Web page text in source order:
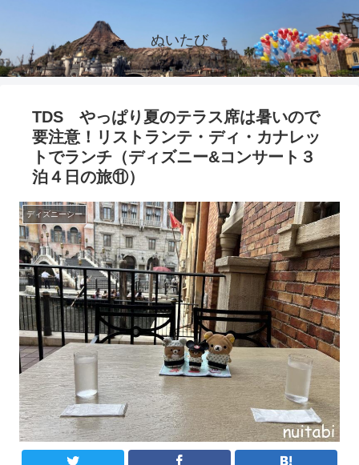
ぬいたび
TDS やっぱり夏のテラス席は暑いので
要注意！リストランテ・ディ・カナレッ
トでランチ（ディズニー&コンサート３
泊４日の旅⑪）
ディズニーシー